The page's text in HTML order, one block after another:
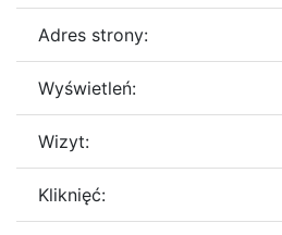
Adres strony:
Wyświetleń:
Wizyt:
Kliknięć: